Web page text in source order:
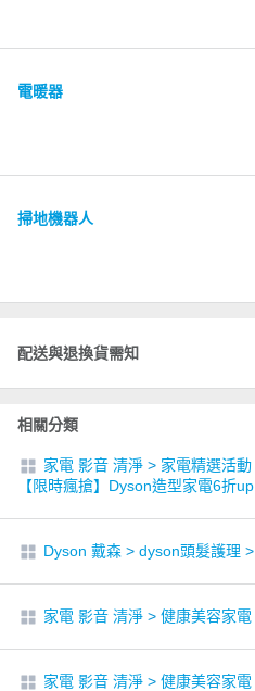
電暖器
掃地機器人
配送與退換貨需知
相關分類
家電 影音 清淨 > 家電精選活動
【限時瘋搶】Dyson造型家電6折up
Dyson 戴森 > dyson頭髮護理 >
家電 影音 清淨 > 健康美容家電
家電 影音 清淨 > 健康美容家電